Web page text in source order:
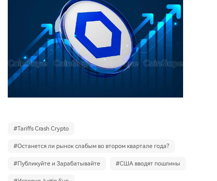
#Tariffs Crash Crypto
#Останется ли рынок слабым во втором квартале года?
#Публикуйте и Зарабатывайте #США вводят пошлины